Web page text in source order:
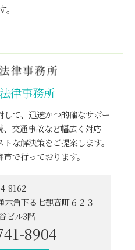
律事務所
て、迅速かつ的確なサポー
、交通事故など幅広く対応
な解決策をご提案します。
で行っております。
8162
六角下る七観音町６２３
ビル3階
8904